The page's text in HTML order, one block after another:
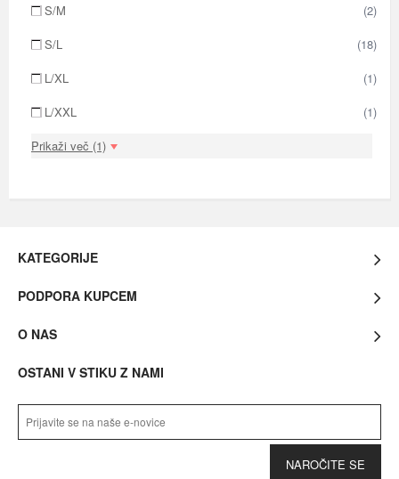
S/M
(2)
S/L
(18)
L/XL
(1)
L/XXL
(1)
Prikaži več (1)
KATEGORIJE
PODPORA KUPCEM
O NAS
OSTANI V STIKU Z NAMI
NAROČITE SE